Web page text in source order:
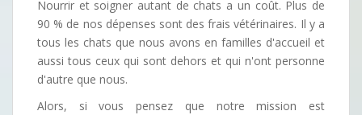
Nourrir et soigner autant de chats a un coût. Plus de
90 % de nos dépenses sont des frais vétérinaires. Il y a
tous les chats que nous avons en familles d'accueil et
aussi tous ceux qui sont dehors et qui n'ont personne
d'autre que nous.
Alors, si vous pensez que notre mission est